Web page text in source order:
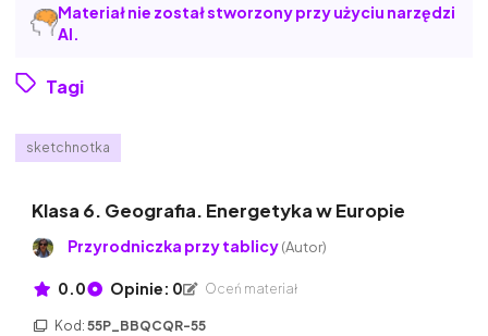
Materiał nie został stworzony przy użyciu narzędzi
AI.
Tagi
sketchnotka
Klasa 6. Geografia. Energetyka w Europie
Przyrodniczka przy tablicy(Autor)
0.0 Opinie: 0 Oceń materiał
Kod: 55P_BBQCQR-55